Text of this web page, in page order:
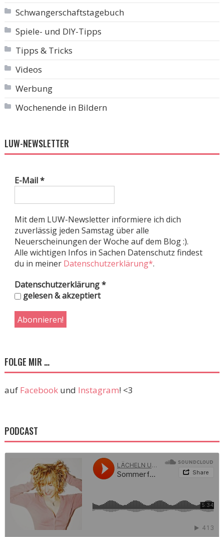
Schwangerschaftstagebuch
Spiele- und DIY-Tipps
Tipps & Tricks
Videos
Werbung
Wochenende in Bildern
LUW-NEWSLETTER
E-Mail*
Mit dem LUW-Newsletter informiere ich dich
zuverlässig jeden Samstag über alle
Neuerscheinungen der Woche auf dem Blog :).
Alle wichtigen Infos in Sachen Datenschutz findest
du in meiner Datenschutzerklärung*.
Datenschutzerklärung*
gelesen & akzeptiert
FOLGE MIR …
auf Facebookund Instagram! <3
PODCAST